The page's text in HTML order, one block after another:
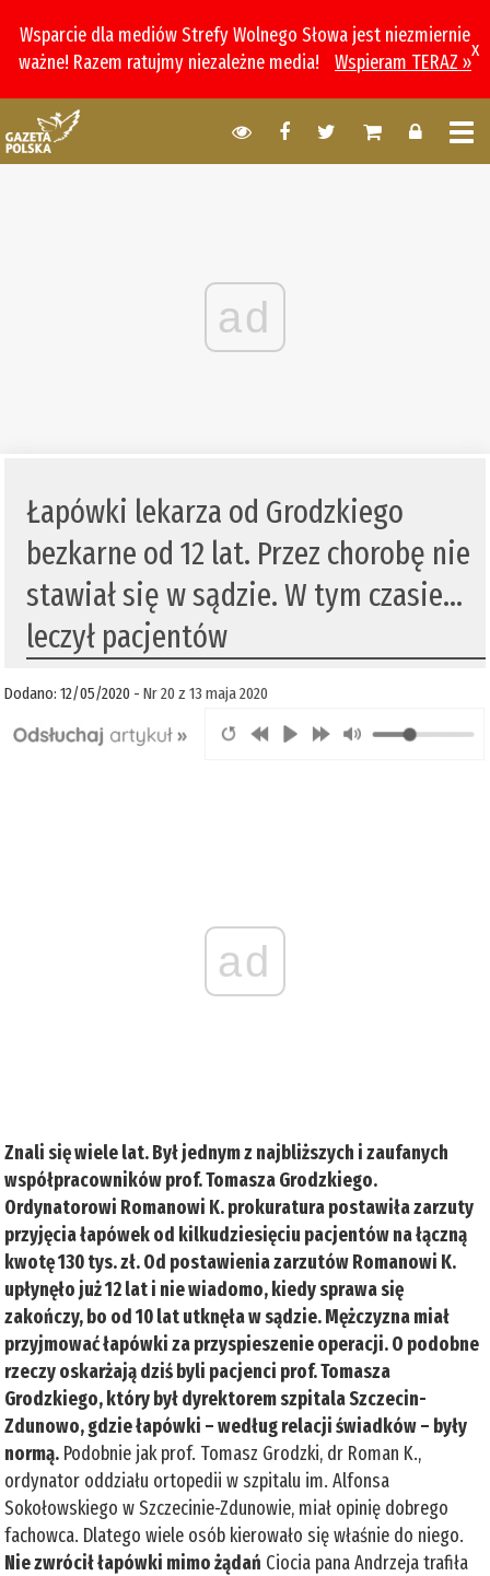
Wsparcie dla mediów Strefy Wolnego Słowa jest niezmiernie
ważne! Razem ratujmy niezależne media!
Wspieram TERAZ »
x
ad
Łapówki lekarza od Grodzkiego
bezkarne od 12 lat. Przez chorobę nie
stawiał się w sądzie. W tym czasie…
leczył pacjentów
Dodano: 12/05/2020 -Nr 20 z 13 maja 2020
ad
Znali się wiele lat. Był jednym z najbliższych i zaufanych
współpracowników prof. Tomasza Grodzkiego.
Ordynatorowi Romanowi K. prokuratura postawiła zarzuty
przyjęcia łapówek od kilkudziesięciu pacjentów na łączną
kwotę 130 tys. zł. Od postawienia zarzutów Romanowi K.
upłynęło już 12 lat i nie wiadomo, kiedy sprawa się
zakończy, bo od 10 lat utknęła w sądzie. Mężczyzna miał
przyjmować łapówki za przyspieszenie operacji. O podobne
rzeczy oskarżają dziś byli pacjenci prof. Tomasza
Grodzkiego, który był dyrektorem szpitala Szczecin-
Zdunowo, gdzie łapówki – według relacji świadków – były
normą. Podobnie jak prof. Tomasz Grodzki, dr Roman K.,
ordynator oddziału ortopedii w szpitalu im. Alfonsa
Sokołowskiego w Szczecinie-Zdunowie, miał opinię dobrego
fachowca. Dlatego wiele osób kierowało się właśnie do niego.
Nie zwrócił łapówki mimo żądań Ciocia pana Andrzeja trafiła